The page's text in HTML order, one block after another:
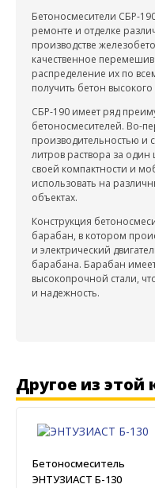
Бетоносмесители СБР-
ремонте и отделке
производстве
качественное
распределение их по
получить бетон высокого
СБР-190 имеет ряд
бетоносмесителей. Во-
производительностью и
литров раствора за
своей компактности и
использовать на
объектах.
Конструкция
барабан, в котором
и электрический
барабана. Барабан
высокопрочной стали,
и надежность.
Другое из этой
Бетоносмеситель
ЭНТУЗИАСТ Б-130